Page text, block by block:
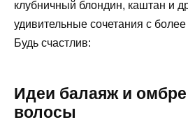
клубничный блондин, каштан и
удивительные сочетания с
Будь счастлив:
Идеи балаяж и
волосы